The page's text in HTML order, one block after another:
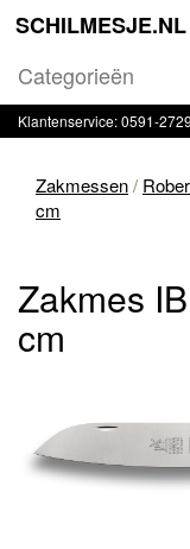
SCHILMESJE.NL
Categorieën
Klantenservice: 0591-
Zakmessen/
cm
Zakmes
cm